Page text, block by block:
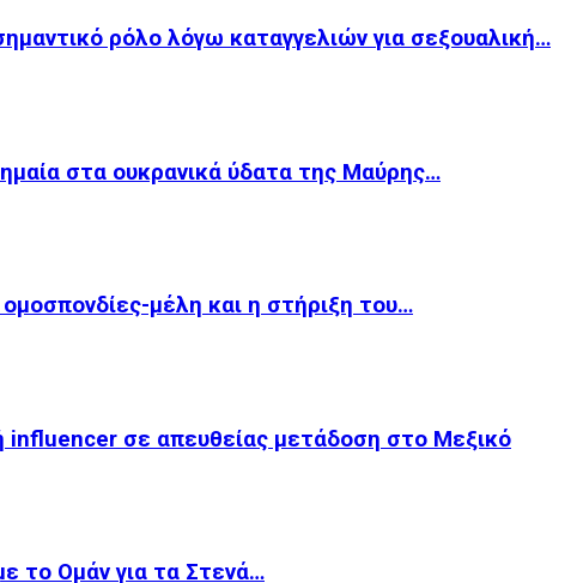
ρόλο λόγω καταγγελιών για σεξουαλική…
στα ουκρανικά ύδατα της Μαύρης…
μέλη και η στήριξη του…
influencer σε απευθείας μετάδοση στο Μεξικό
το Ομάν για τα Στενά…